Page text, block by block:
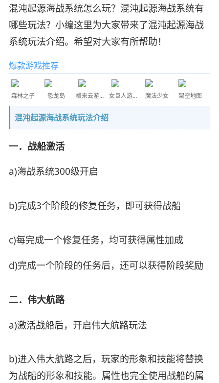
混沌起源海战系统怎么玩？混沌起源海战系统有
哪些玩法？小编这里为大家带来了混沌起源海战
系统玩法介绍。希望对大家有所帮助！
爆款游戏推荐
森林之子 恐龙岛 格来云游戏 女巨人游乐场 魔法少女 架空地图
混沌起源海战系统玩法介绍
一．战船激活
a)海战系统300级开启
b)完成3个阶段的修复任务，即可获得战船
c)每完成一个修复任务，均可获得属性加成
d)完成一个阶段的任务后，还可以获得阶段奖励
二．伟大航路
a)激活战船后，开启伟大航路玩法
b)进入伟大航路之后，玩家的形象和技能将替换
为战船的形象和技能。属性也完全使用战船的属